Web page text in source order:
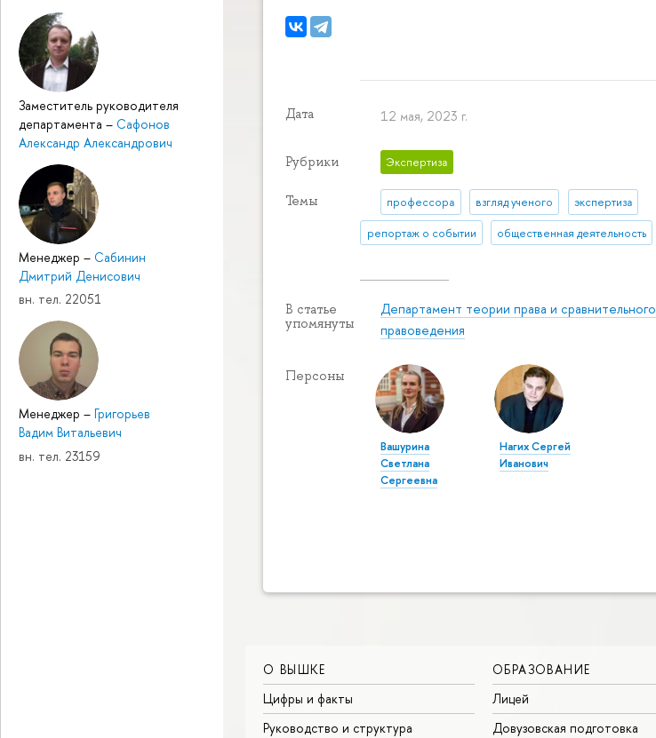
Заместитель руководителя
департамента – Сафонов
Александр Александрович
Менеджер – Сабинин
Дмитрий Денисович
вн. тел. 22051
Менеджер – Григорьев
Вадим Витальевич
вн. тел. 23159
Дата 12 мая, 2023 г.
Рубрики Экспертиза
Темы профессора взгляд ученого экспертиза
репортаж о событии общественная деятельность
В статье
упомянуты
Департамент теории права и сравнительного
правоведения
Персоны
Вашурина
Светлана
Сергеевна
Нагих Сергей
Иванович
О ВЫШКЕ
Цифры и факты
Руководство и структура
ОБРАЗОВАНИЕ
Лицей
Довузовская подготовка